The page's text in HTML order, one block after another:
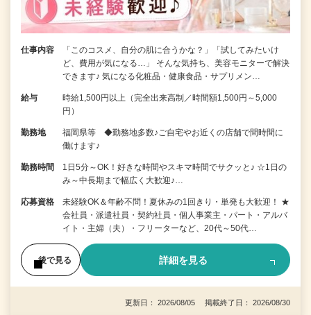
仕事内容
「このコスメ、自分の肌に合うかな？」「試してみたいけ
ど、費用が気になる…」 そんな気持ち、美容モニターで解決
できます♪ 気になる化粧品・健康食品・サプリメン…
給与
時給1,500円以上（完全出来高制／時間額1,500円～5,000
円）
勤務地
福岡県等 ◆勤務地多数♪ご自宅やお近くの店舗で間時間に
働けます♪
勤務時間
1日5分～OK！好きな時間やスキマ時間でサクッと♪ ☆1日の
み～中長期まで幅広く大歓迎♪…
応募資格
未経験OK＆年齢不問！夏休みの1回きり・単発も大歓迎！ ★
会社員・派遣社員・契約社員・個人事業主・パート・アルバ
イト・主婦（夫）・フリーターなど、20代～50代…
後で見る 詳細を見る
更新日： 2026/08/05 掲載終了日： 2026/08/30